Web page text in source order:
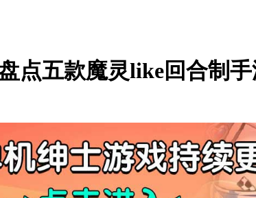
点五款魔灵like回合制